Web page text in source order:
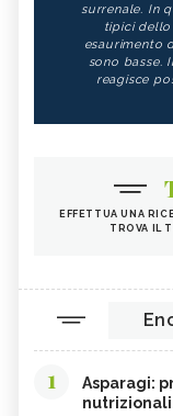
surrenale. In
tipici
esaurimento
sono basse.
reagisce
EFFETTUA UNA
TROVA IL
1
Asparagi: